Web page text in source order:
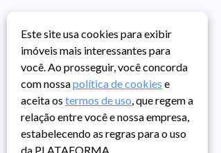
Este site usa cookies para exibir
imóveis mais interessantes para
você. Ao prosseguir, você concorda
com nossapolítica de cookies e
aceita os termos de uso, que regem a
relação entre você e nossa empresa,
estabelecendo as regras para o uso
da PLATAFORMA.